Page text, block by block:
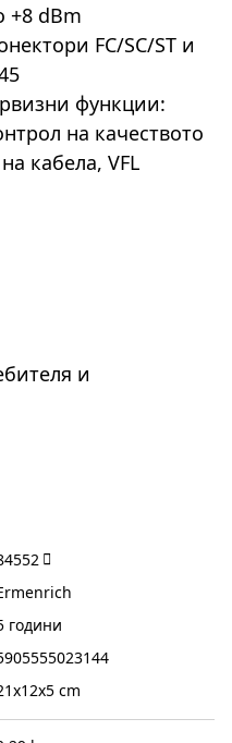
+8 dBm
FC/SC/ST и
функции:
на качеството
кабела, VFL
и
години
cm